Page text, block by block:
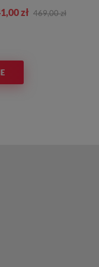
zł 469,00 zł